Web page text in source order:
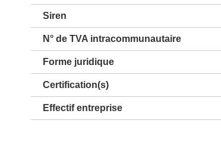
Siren
N° de TVA intracommunautaire
Forme juridique
Certification(s)
Effectif entreprise